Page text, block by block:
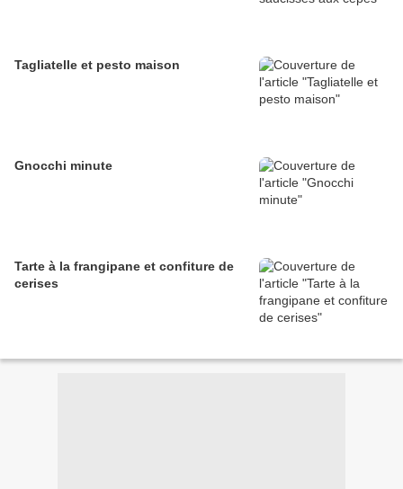
Tagliatelle et pesto maison
Gnocchi minute
Tarte à la frangipane et confiture de
cerises